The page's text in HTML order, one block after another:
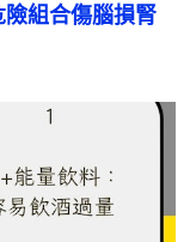
組合傷腦損腎